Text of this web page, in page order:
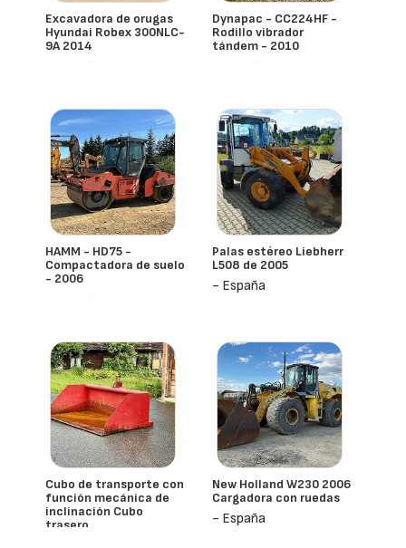
Excavadora de orugas
Hyundai Robex 300NLC-
9A 2014
- España
Dynapac - CC224HF -
Rodillo vibrador
tándem - 2010
- España
HAMM - HD75 -
Compactadora de suelo
- 2006
- España
Palas estéreo Liebherr
L508 de 2005
- España
Cubo de transporte con
función mecánica de
inclinación Cubo
trasero
New Holland W230 2006
Cargadora con ruedas
- España